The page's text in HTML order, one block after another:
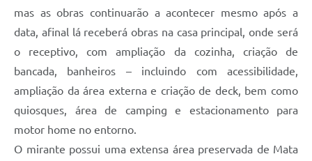
Emprega
Agenda
SIC
Diário Oficial
mas as obras continuarão a acontecer mesmo após a
data, afinal lá receberá obras na casa principal, onde será
o receptivo, com ampliação da cozinha, criação de
bancada, banheiros – incluindo com acessibilidade,
ampliação da área externa e criação de deck, bem como
quiosques, área de camping e estacionamento para
motor home no entorno.
O mirante possui uma extensa área preservada de Mata